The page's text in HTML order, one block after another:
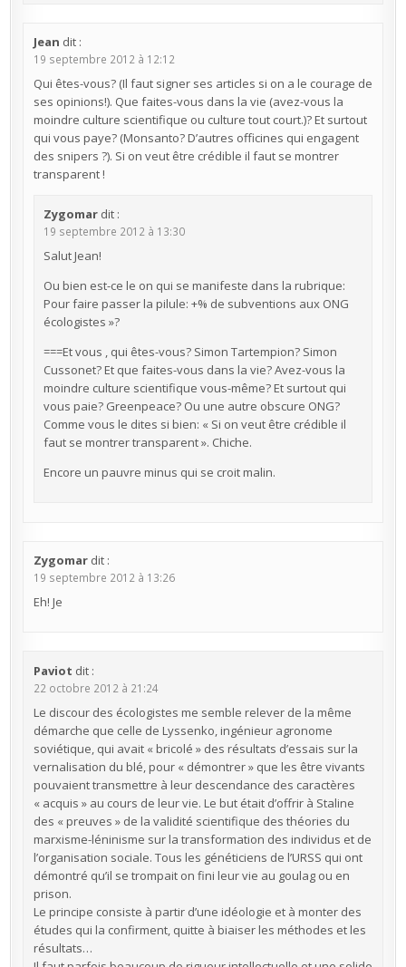
Jean dit :
19 septembre 2012 à 12:12
Qui êtes-vous? (Il faut signer ses articles si on a le courage de
ses opinions!). Que faites-vous dans la vie (avez-vous la
moindre culture scientifique ou culture tout court.)? Et surtout
qui vous paye? (Monsanto? D’autres officines qui engagent
des snipers ?). Si on veut être crédible il faut se montrer
transparent !
Zygomar dit :
19 septembre 2012 à 13:30
Salut Jean!
Ou bien est-ce le on qui se manifeste dans la rubrique:
Pour faire passer la pilule: +% de subventions aux ONG
écologistes »?
===Et vous , qui êtes-vous? Simon Tartempion? Simon
Cussonet? Et que faites-vous dans la vie? Avez-vous la
moindre culture scientifique vous-même? Et surtout qui
vous paie? Greenpeace? Ou une autre obscure ONG?
Comme vous le dites si bien: « Si on veut être crédible il
faut se montrer transparent ». Chiche.
Encore un pauvre minus qui se croit malin.
Zygomar dit :
19 septembre 2012 à 13:26
Eh! Je
Paviot dit :
22 octobre 2012 à 21:24
Le discour des écologistes me semble relever de la même
démarche que celle de Lyssenko, ingénieur agronome
soviétique, qui avait « bricolé » des résultats d’essais sur la
vernalisation du blé, pour « démontrer » que les être vivants
pouvaient transmettre à leur descendance des caractères
« acquis » au cours de leur vie. Le but était d’offrir à Staline
des « preuves » de la validité scientifique des théories du
marxisme-léninisme sur la transformation des individus et de
l’organisation sociale. Tous les généticiens de l’URSS qui ont
démontré qu’il se trompait on fini leur vie au goulag ou en
prison.
Le principe consiste à partir d’une idéologie et à monter des
études qui la confirment, quitte à biaiser les méthodes et les
résultats…